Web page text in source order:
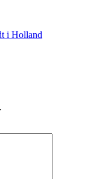
i Holland